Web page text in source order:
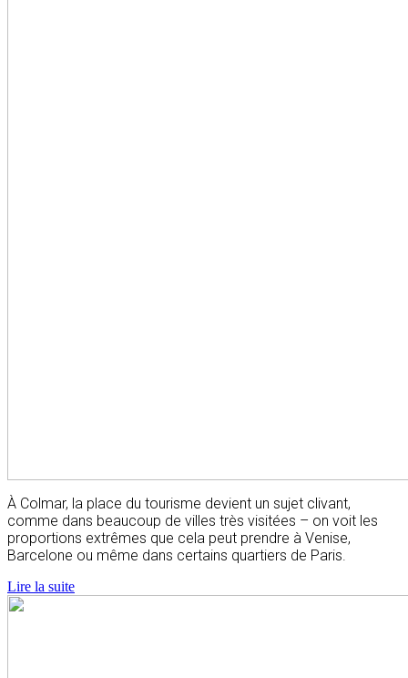
À Colmar, la place du tourisme devient un sujet clivant,
comme dans beaucoup de villes très visitées – on voit les
proportions extrêmes que cela peut prendre à Venise,
Barcelone ou même dans certains quartiers de Paris.
Lire la suite